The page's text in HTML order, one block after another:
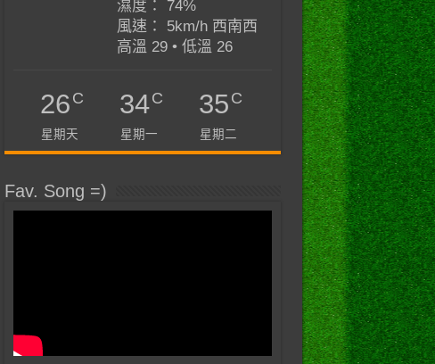
濕度： 74%
風速： 5km/h 西南西
高溫 29 • 低溫 26
26C
星期天
34C
星期一
35C
星期二
Fav. Song =)